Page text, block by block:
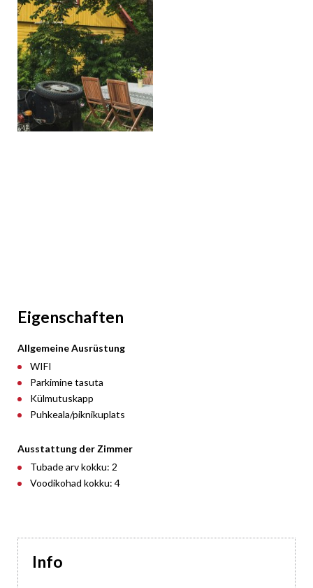
Eigenschaften
Allgemeine Ausrüstung
WIFI
Parkimine tasuta
Külmutuskapp
Puhkeala/piknikuplats
Ausstattung der Zimmer
Tubade arv kokku: 2
Voodikohad kokku: 4
Info